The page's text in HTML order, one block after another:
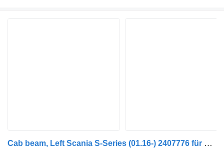
Cab beam, Left Scania S-Series (01.16-) 2407776 für Scania L,P,G,R,S-series (2016-) Sattelzugmaschine